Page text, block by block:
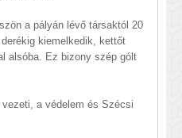
a pályán lévő társaktól 20
kiemelkedik, kettőt
alsóba. Ez bizony szép gólt
a védelem és Szécsi